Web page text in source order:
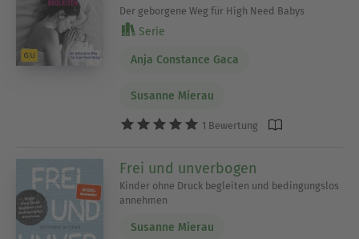
Der geborgene Weg für High Need Babys
Serie
Anja Constance Gaca
Susanne Mierau
1 Bewertung
Frei und unverbogen
Kinder ohne Druck begleiten und bedingungslos
annehmen
Susanne Mierau